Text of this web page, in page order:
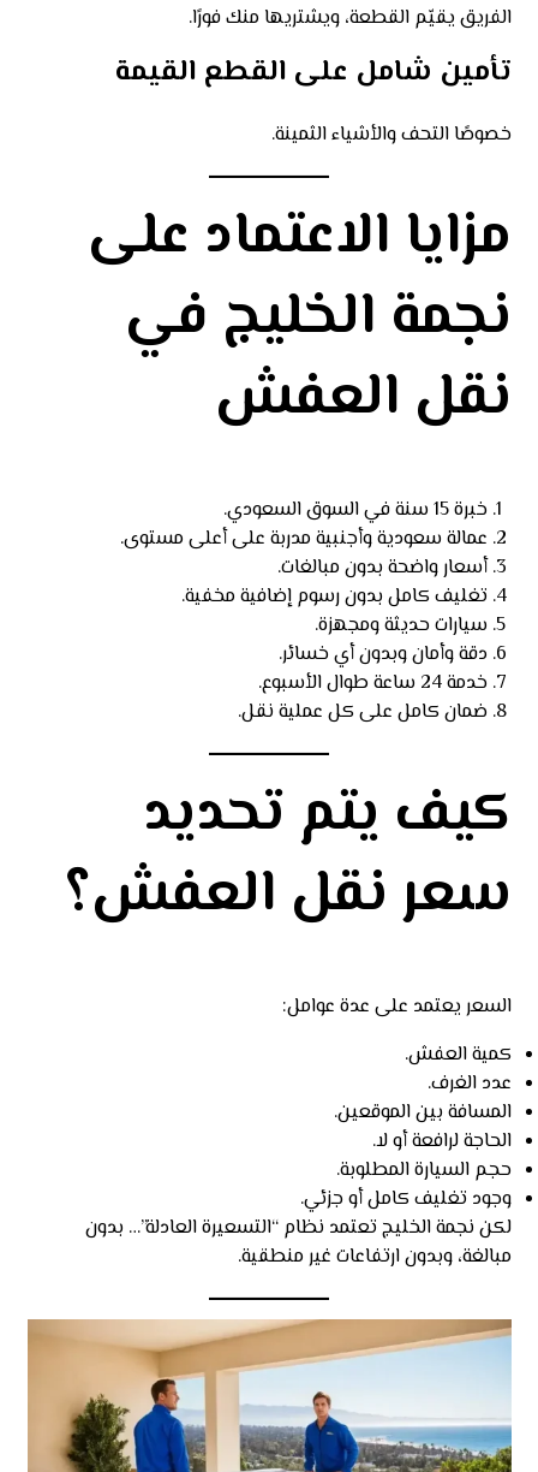
الفريق يقيّم القطعة، ويشتريها منك فورًا.
تأمين شامل على القطع القيمة
خصوصًا التحف والأشياء الثمينة.
مزايا الاعتماد على
نجمة الخليج في
نقل العفش
خبرة 15 سنة في السوق السعودي.
عمالة سعودية وأجنبية مدربة على أعلى مستوى.
أسعار واضحة بدون مبالغات.
تغليف كامل بدون رسوم إضافية مخفية.
سيارات حديثة ومجهزة.
دقة وأمان وبدون أي خسائر.
خدمة 24 ساعة طوال الأسبوع.
ضمان كامل على كل عملية نقل.
كيف يتم تحديد
سعر نقل العفش؟
السعر يعتمد على عدة عوامل:
كمية العفش.
عدد الغرف.
المسافة بين الموقعين.
الحاجة لرافعة أو لا.
حجم السيارة المطلوبة.
وجود تغليف كامل أو جزئي.
لكن نجمة الخليج تعتمد نظام “التسعيرة العادلة”… بدون
مبالغة، وبدون ارتفاعات غير منطقية.